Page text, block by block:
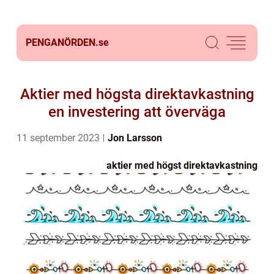
PENGANÖRDEN.se
Aktier med högsta direktavkastning
en investering att överväga
11 september 2023 Jon Larsson
aktier med högst direktavkastning